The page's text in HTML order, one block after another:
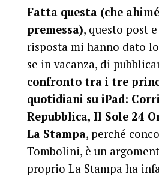
Fatta questa (che
premessa), questo post
risposta mi hanno dato
se in vacanza, di
confronto tra i tre
quotidiani su iPad:
Repubblica, Il Sole 24
La Stampa, perché
Tombolini, è un
proprio La Stampa ha